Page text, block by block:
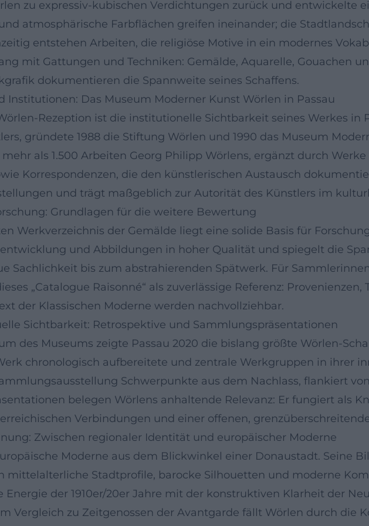
zu expressiv‑kubischen Verdichtungen zurück und entwickelte
atmosphärische Farbflächen greifen ineinander; die
entstehen Arbeiten, die religiöse Motive in ein modernes
mit Gattungen und Techniken: Gemälde, Aquarelle, Gouachen
dokumentieren die Spannweite seines Schaffens.
Institutionen: Das Museum Moderner Kunst Wörlen in Passau
ist die institutionelle Sichtbarkeit seines Werkes in
gründete 1988 die Stiftung Wörlen und 1990 das Museum
als 1.500 Arbeiten Georg Philipp Wörlens, ergänzt durch Werke
Korrespondenzen, die den künstlerischen Austausch
und trägt maßgeblich zur Autorität des Künstlers im
Grundlagen für die weitere Bewertung
Werkverzeichnis der Gemälde liegt eine solide Basis für
und Abbildungen in hoher Qualität und spiegelt die
Sachlichkeit bis zum abstrahierenden Spätwerk. Für
„Catalogue Raisonné“ als zuverlässige Referenz:
der Klassischen Moderne werden nachvollziehbar.
Sichtbarkeit: Retrospektive und Sammlungspräsentationen
des Museums zeigte Passau 2020 die bislang größte
chronologisch aufbereitete und zentrale Werkgruppen in ihrer
Schwerpunkte aus dem Nachlass, flankiert
belegen Wörlens anhaltende Relevanz: Er fungiert als
Verbindungen und einer offenen,
Zwischen regionaler Identität und europäischer Moderne
Moderne aus dem Blickwinkel einer Donaustadt. Seine
mittelalterliche Stadtprofile, barocke Silhouetten und moderne
Energie der 1910er/20er Jahre mit der konstruktiven Klarheit der
Vergleich zu Zeitgenossen der Avantgarde fällt Wörlen durch die